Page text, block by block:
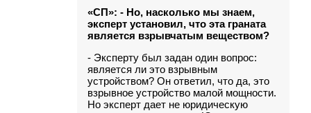
«СП»: - Но, насколько мы знаем,
эксперт установил, что эта граната
является взрывчатым веществом?
- Эксперту был задан один вопрос:
является ли это взрывным
устройством? Он ответил, что да, это
взрывное устройство малой мощности.
Но эксперт дает не юридическую